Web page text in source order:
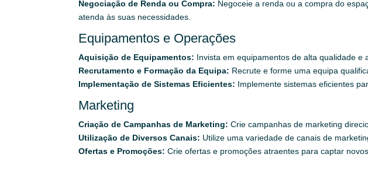
Negociação de Renda ou Compra: Negoceie a renda ou a compra do
atenda às suas necessidades.
Equipamentos e Operações
Aquisição de Equipamentos: Invista em equipamentos de alta qualidade e
Recrutamento e Formação da Equipa: Recrute e forme uma equipa
Implementação de Sistemas Eficientes: Implemente sistemas eficientes
Marketing
Criação de Campanhas de Marketing: Crie campanhas de marketing
Utilização de Diversos Canais: Utilize uma variedade de canais de
Ofertas e Promoções:Crie ofertas e promoções atraentes para captar